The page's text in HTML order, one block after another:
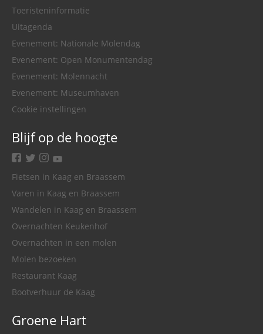
Toeristeninformatie
Uitagenda
Evenement: Nationale Molendag
Evenement: Open Monumentendag
Evenement: Molennacht
Evenement: Museumhaven
Cookie instellingen
Blijf op de hoogte
facebook
twitterinstagram
youtube
Fietsen in Kaag en Braassem
Varen in Kaag en Braassem
Wandelen in Kaag en Braassem
Overnachten Keukenhof
Overnachten in een molen
Molen bezoeken
Restaurant Kaag
Bootverhuur de Kaag
Groene Hart